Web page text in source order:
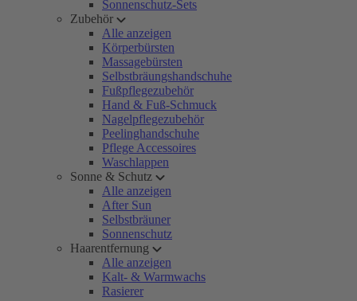
Sonnenschutz-Sets
Zubehör
Alle anzeigen
Körperbürsten
Massagebürsten
Selbstbräungshandschuhe
Fußpflegezubehör
Hand & Fuß-Schmuck
Nagelpflegezubehör
Peelinghandschuhe
Pflege Accessoires
Waschlappen
Sonne & Schutz
Alle anzeigen
After Sun
Selbstbräuner
Sonnenschutz
Haarentfernung
Alle anzeigen
Kalt- & Warmwachs
Rasierer